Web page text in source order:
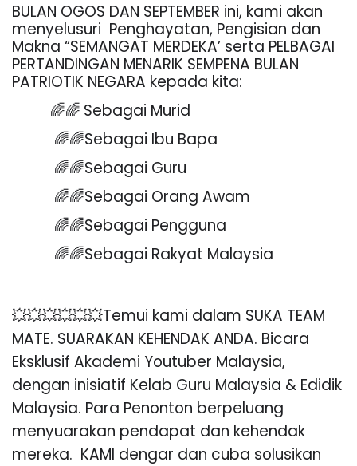
BULAN OGOS DAN SEPTEMBER ini, kami akan
menyelusuri Penghayatan, Pengisian dan
Makna “SEMANGAT MERDEKA’ serta PELBAGAI
PERTANDINGAN MENARIK SEMPENA BULAN
PATRIOTIK NEGARA kepada kita:
🌈🌈 Sebagai Murid
🌈🌈Sebagai Ibu Bapa
🌈🌈Sebagai Guru
🌈🌈Sebagai Orang Awam
🌈🌈Sebagai Pengguna
🌈🌈Sebagai Rakyat Malaysia
💥💥💥💥💥💥Temui kami dalam SUKA TEAM
MATE. SUARAKAN KEHENDAK ANDA. Bicara
Eksklusif Akademi Youtuber Malaysia,
dengan inisiatif Kelab Guru Malaysia & Edidik
Malaysia. Para Penonton berpeluang
menyuarakan pendapat dan kehendak
mereka. KAMI dengar dan cuba solusikan